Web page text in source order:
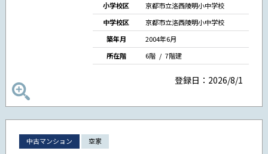
小学校区
京都市立洛西陵明小中学校
中学校区
京都市立洛西陵明小中学校
築年月
2004年6月
所在階
6階 / 7階建
登録日：2026/8/1
中古マンション 空家